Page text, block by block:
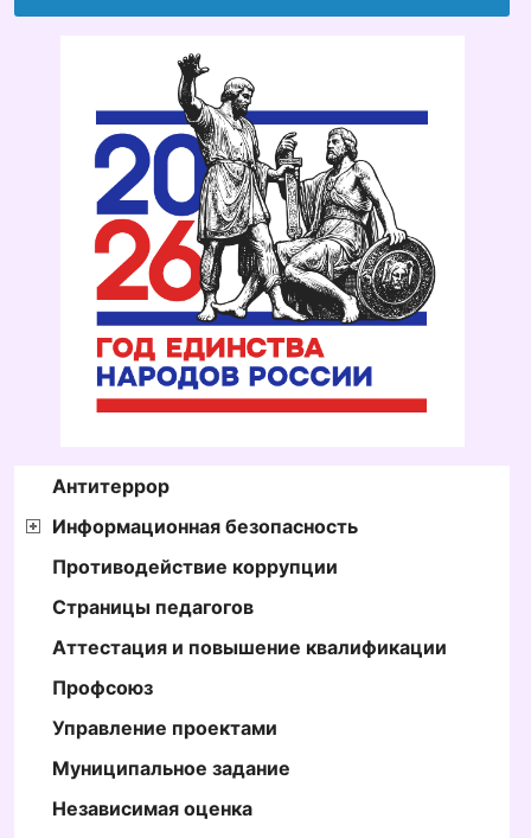
Антитеррор
Информационная безопасность
Противодействие коррупции
Страницы педагогов
Аттестация и повышение квалификации
Профсоюз
Управление проектами
Муниципальное задание
Независимая оценка